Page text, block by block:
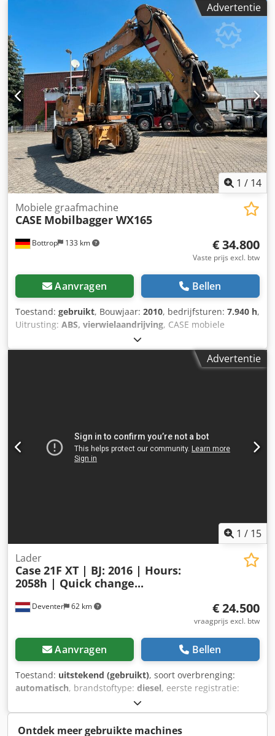
Advertentie
1 / 14
Bottrop 133 km
Mobiele graafmachine
CASE Mobilbagger WX165
€ 34.800
Vaste prijs excl. btw
Aanvragen Bellen
Toestand: gebruikt, Bouwjaar: 2010, bedrijfsturen: 7.940 h,
Uitrusting: ABS, vierwielaandrijving, CASE mobiele
graafmachine Dwedpfx Aezripconuea Type: WX165
(hydraulische graafmachine) Typegoedkeuringsnummer:
N211 Motorfabrikant: Case Motorvermogen: 105 kW
samenwerking met onze partners. Alle gegevens onder
voorbehoud. Fouten en tussenverkoop voorbehouden.
Advertentie
1 / 15
Deventer 62 km
Lader
Case 21F XT | BJ: 2016 | Hours:
2058h | Quick change...
€ 24.500
vraagprijs excl. btw
Aanvragen Bellen
Toestand: uitstekend (gebruikt), soort overbrenging:
automatisch, brandstoftype: diesel, eerste registratie:
, bedrijfsturen:
cabine, = Verdere opties en accessoires = - Afgesloten
cabine - Radio/cd-speler = Opmerkingen = CASE 21F XT
Ontdek meer gebruikte machines